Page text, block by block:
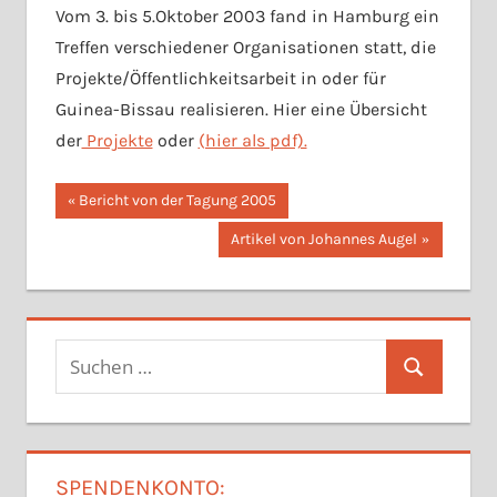
Vom 3. bis 5.Oktober 2003 fand in Hamburg ein
Treffen verschiedener Organisationen statt, die
Projekte/Öffentlichkeitsarbeit in oder für
Guinea-Bissau realisieren. Hier eine Übersicht
derProjekteoder (hier als pdf).
Beitragsnavigation
Vorheriger
Bericht von der Tagung 2005
Nächster
Artikel von Johannes Augel
Suchen
Suchen
SPENDENKONTO: